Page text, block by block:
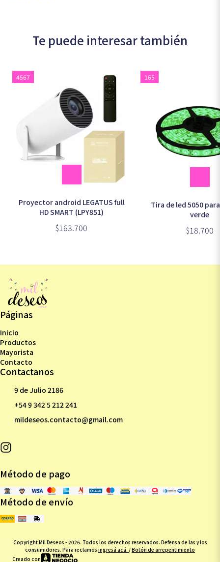
Te puede interesar también
4567
Proyector android LEGATUS full
HD SMART (LPY851)
$163.700
165
Tira de led 5050
verde
$18.700
Páginas
Inicio
Productos
Mayorista
Contacto
Contactanos
9 de Julio 2186
+54 9 342 5 212 241
mildeseos.contacto@gmail.com
Método de pago
Método de envío
Copyright Mil Deseos - 2026. Todos los derechos reservados. Defensa de las y los
consumidores. Para reclamos ingresá acá. /Botón de arrepentimiento
Creado con